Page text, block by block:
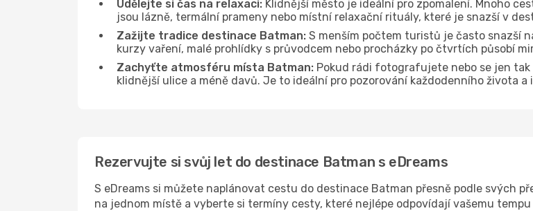
Udělejte si čas na relaxaci: Klidnější město je ideální pro zpomalení. Mnoho
jsou lázně, termální prameny nebo místní relaxační rituály, které je snazší v
Zažijte tradice destinace Batman: S menším počtem turistů je často snazší
kurzy vaření, malé prohlídky s průvodcem nebo procházky po čtvrtích působí
Zachyťte atmosféru místa Batman: Pokud rádi fotografujete nebo se jen
klidnější ulice a méně davů. Je to ideální pro pozorování každodenního života
Rezervujte si svůj let do destinace Batman s eDreams
S eDreams si můžete naplánovat cestu do destinace Batman přesně podle svých
na jednom místě a vyberte si termíny cesty, které nejlépe odpovídají vašemu tempu